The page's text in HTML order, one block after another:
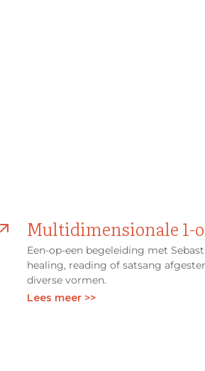
Multidimensionale 1-
Een-op-een begeleiding met
healing, reading of satsang
diverse vormen.
Lees meer >>